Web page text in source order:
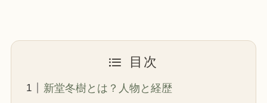
目次
新堂冬樹とは？人物と経歴